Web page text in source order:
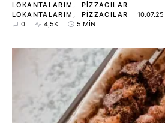
LOKANTALARIM
PIZZACILAR
LOKANTALARIM
PIZZACILAR 10.07.25
0
4,5K 5 MIN